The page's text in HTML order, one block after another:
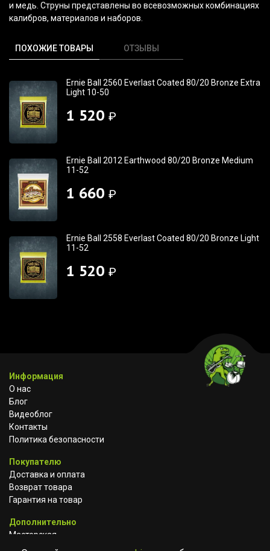
и медь. Струны представлены во всевозможных комбинациях
калибров, материалов и наборов.
ПОХОЖИЕ ТОВАРЫ ОТЗЫВЫ
Ernie Ball 2560 Everlast Coated 80/20 Bronze Extra
Light 10-50
1 520 ₽
Ernie Ball 2012 Earthwood 80/20 Bronze Medium
11-52
1 660 ₽
Ernie Ball 2558 Everlast Coated 80/20 Bronze Light
11-52
1 520 ₽
Информация
О нас
Блог
Видеоблог
Контакты
Политика безопасности
Покупателю
Доставка и оплата
Возврат товара
Гарантия на товар
Дополнительно
Мастерская
Сотрудничество